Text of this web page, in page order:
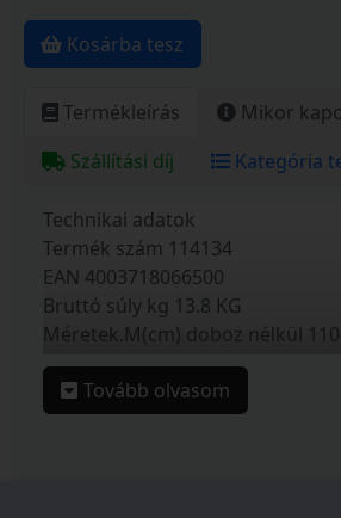
Kosárba tesz
Termékleírás
Mikor
Szállítási díj
Kategória
Technikai adatok
Termék szám 114134
EAN 4003718066500
Bruttó súly kg 13.8 KG
Méretek.M(cm) doboz nélkül 110
Méretek.Sz(cm) doboz nélkül 55
Méretek.H(cm) doboz nélkül 94
Hengerkés szám 5 ST
Tovább olvasom